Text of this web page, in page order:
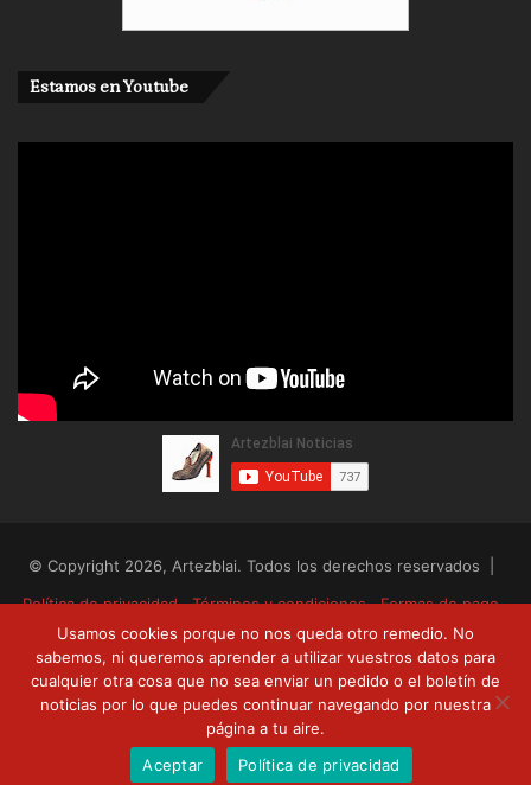
Estamos en Youtube
© Copyright 2026, Artezblai. Todos los derechos reservados |
Política de privacidad
Términos y condiciones
Formas de pago
Envíos y devoluciones
RSS Facebook
TwitterYouTube
Usamos cookies porque no nos queda otro remedio. No
sabemos, ni queremos aprender a utilizar vuestros datos para
cualquier otra cosa que no sea enviar un pedido o el boletín de
noticias por lo que puedes continuar navegando por nuestra
página a tu aire.
Aceptar
Política de privacidad